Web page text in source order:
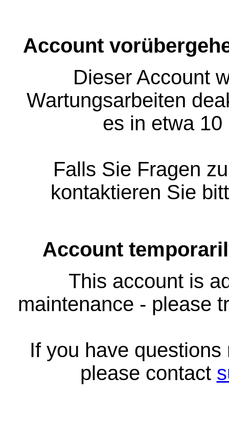
Account
Dieser Account
Wartungsarbeiten
es in etwa
Falls Sie Fragen
kontaktieren Sie
Account
This account is
maintenance - please
If you have
please contact